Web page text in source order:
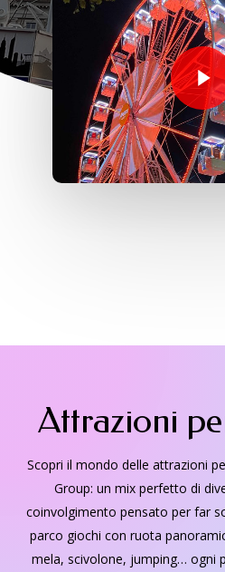
Play
Attrazioni
Scopri il mondo delle attrazioni
Group: un mix perfetto di
coinvolgimento pensato per far
parco giochi con ruota
mela, scivolone, jumping… ogni